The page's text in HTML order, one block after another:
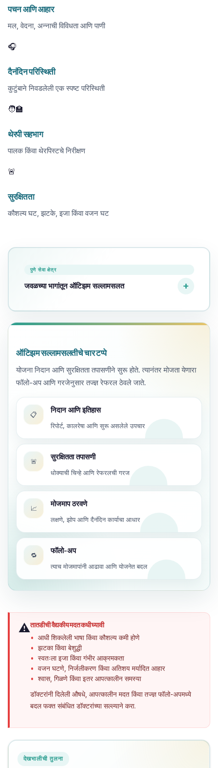
पचन आणि आहार
मल, वेदना, अन्नाची विविधता आणि पाणी
🎧
दैनंदिन परिस्थिती
कुटुंबाने निवडलेली एक स्पष्ट परिस्थिती
🧑‍🏫
थेरपी सहभाग
पालक किंवा थेरपिस्टचे निरीक्षण
🚨
सुरक्षितता
कौशल्य घट, झटके, इजा किंवा वजन घट
पुणे सेवा क्षेत्र
जवळच्या भागांतून ऑटिझम सल्लामसलत
ऑटिझम सल्लामसलतीचे चार टप्पे
योजना निदान आणि सुरक्षितता तपासणीने सुरू होते. त्यानंतर मोजता येणारा
फॉलो-अप आणि गरजेनुसार तज्ज्ञ रेफरल ठेवले जाते.
📋 निदान आणि इतिहास
रिपोर्ट, कालरेषा आणि सुरू असलेले उपचार
🚨 सुरक्षितता तपासणी
धोक्याची चिन्हे आणि रेफरलची गरज
📈 मोजमाप ठरवणे
लक्षणे, झोप आणि दैनंदिन कार्याचा आधार
🔁 फॉलो-अप
त्याच मोजमापांनी आढावा आणि योजनेत बदल
⚠️तातडीची वैद्यकीय मदत कधी घ्यावी
आधी शिकलेली भाषा किंवा कौशल्य कमी होणे
झटका किंवा बेशुद्धी
स्वतःला इजा किंवा गंभीर आक्रमकता
वजन घटणे, निर्जलीकरण किंवा अतिशय मर्यादित आहार
श्वास, गिळणे किंवा इतर आपत्कालीन समस्या
डॉक्टरांनी दिलेली औषधे, आपत्कालीन मदत किंवा तज्ज्ञ फॉलो-अपमध्ये
बदल फक्त संबंधित डॉक्टरांच्या सल्ल्याने करा.
देखभालीची तुलना